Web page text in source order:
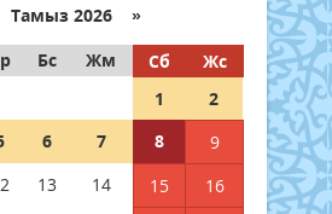
Тамыз 2026 »
Бс Жм Сб
Жс
1
2
6 7 8
9
13 14 15
16